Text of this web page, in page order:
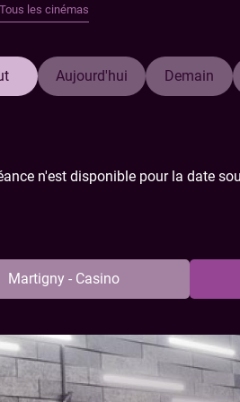
et intrépide, la jeune fille va défier
de son peuple.
Tous les cinémas
Aujourd'hui Demain
n'est disponible pour la date
Martigny - Casino